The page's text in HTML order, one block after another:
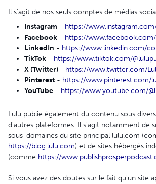
Il s'agit de nos seuls comptes de médias
Instagram - https://
Facebook - https://
LinkedIn - https://www.linkedin.com/
TikTok - https://www.tiktok.com/
X (Twitter) - https://www.twitter.com/
Pinterest - https://www.pinterest.com/
YouTube - https://www.youtube.com/
Lulu publie également du contenu sous
d'autres plateformes. Il s'agit notamment de
sous-domaines du site principal lulu.com
https://blog.lulu.com) et de sites hébergés
(comme https://
Si vous avez des doutes sur le fait qu'un site